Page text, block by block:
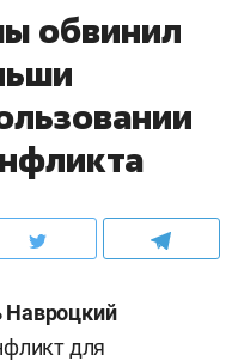
обвинил
Навроцкий
для